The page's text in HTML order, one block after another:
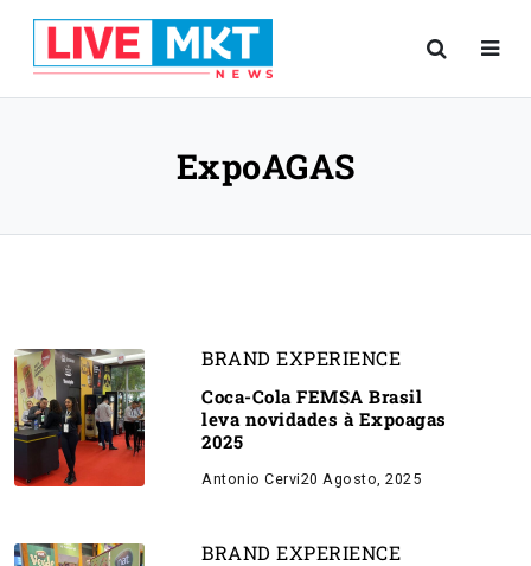
ExpoAGAS
BRAND EXPERIENCE
Coca-Cola FEMSA Brasil
leva novidades à Expoagas
2025
Antonio Cervi20 Agosto, 2025
BRAND EXPERIENCE